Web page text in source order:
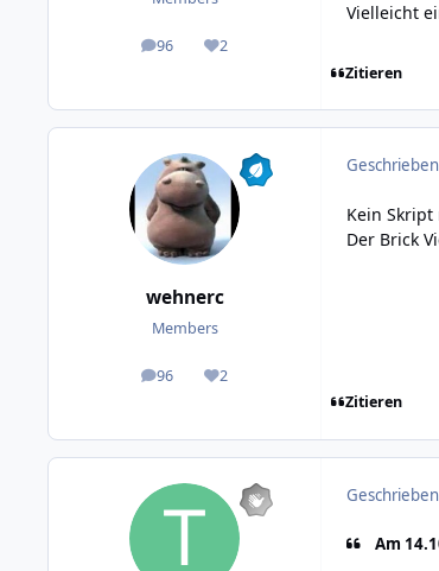
96
posts 2
Reputation
Vielleicht
Zitieren
wehnerc
Members
96
posts 2
Reputation
Geschrieben
Kein
Der Brick
Zitieren
Geschrieben
Am